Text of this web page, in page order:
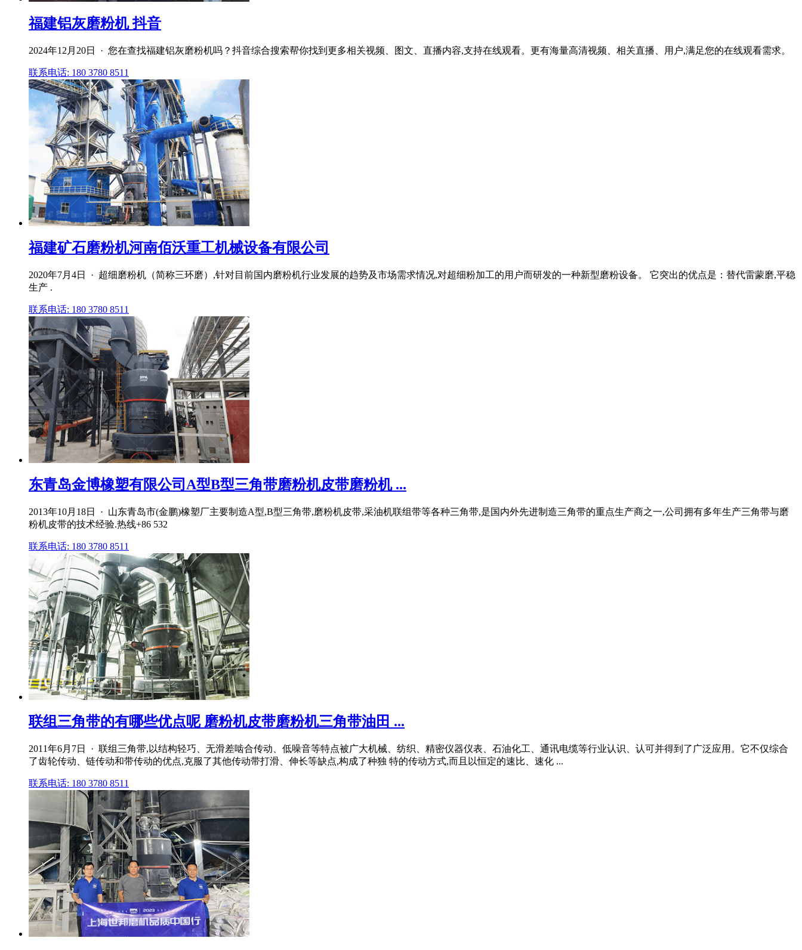
福建铝灰磨粉机 抖音
2024年12月20日 · 您在查找福建铝灰磨粉机吗？抖音综合搜索帮你找到更多相关视频、图文、直播内容,支持在线观看。更有海量高清视频、相关直播、用户,满足您的在线观看需求。
联系电话: 180 3780 8511
福建矿石磨粉机河南佰沃重工机械设备有限公司
2020年7月4日 · 超细磨粉机（简称三环磨）,针对目前国内磨粉机行业发展的趋势及市场需求情况,对超细粉加工的用户而研发的一种新型磨粉设备。 它突出的优点是：替代雷蒙磨,平稳
生产 .
联系电话: 180 3780 8511
东青岛金博橡塑有限公司A型B型三角带磨粉机皮带磨粉机 ...
2013年10月18日 · 山东青岛市(金鹏)橡塑厂主要制造A型,B型三角带,磨粉机皮带,采油机联组带等各种三角带,是国内外先进制造三角带的重点生产商之一,公司拥有多年生产三角带与磨
粉机皮带的技术经验.热线+86 532
联系电话: 180 3780 8511
联组三角带的有哪些优点呢 磨粉机皮带磨粉机三角带油田 ...
2011年6月7日 · 联组三角带,以结构轻巧、无滑差啮合传动、低噪音等特点被广大机械、纺织、精密仪器仪表、石油化工、通讯电缆等行业认识、认可并得到了广泛应用。它不仅综合
了齿轮传动、链传动和带传动的优点,克服了其他传动带打滑、伸长等缺点,构成了种独 特的传动方式,而且以恒定的速比、速化 ...
联系电话: 180 3780 8511